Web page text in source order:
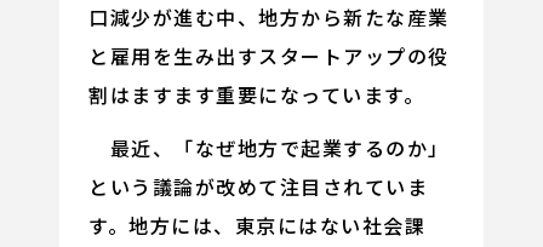
口減少が進む中、地方から新たな産業
と雇用を生み出すスタートアップの役
割はますます重要になっています。
最近、「なぜ地方で起業するのか」
という議論が改めて注目されていま
す。地方には、東京にはない社会課